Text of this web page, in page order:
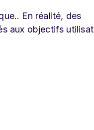
En réalité, des
aux objectifs